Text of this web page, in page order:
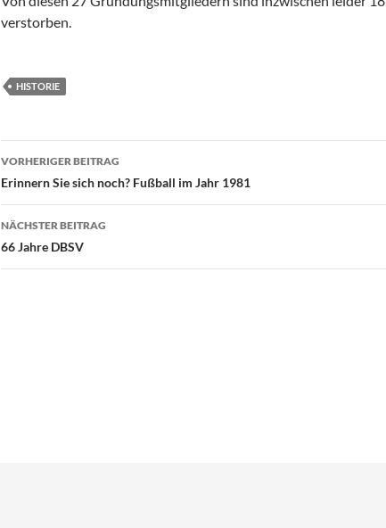
verstorben.
HISTORIE
Beitragsnavigation
VORHERIGER BEITRAG
Erinnern Sie sich noch? Fußball im Jahr 1981
NÄCHSTER BEITRAG
66 Jahre DBSV